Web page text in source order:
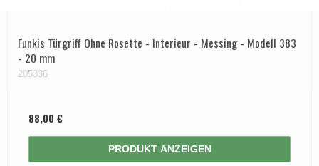
Funkis Türgriff Ohne Rosette - Interieur - Messing - Modell 383
- 20 mm
205336
88,00 €
PRODUKT ANZEIGEN